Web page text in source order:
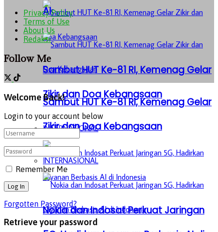
Sambut HUT Ke-81 RI, Kemenag Gelar
Zikir dan Doa Kebangsaan
INTERNASIONAL
Nokia dan Indosat Perkuat Jaringan
AI
Sambut HUT Ke-81 RI, Kemenag Gelar
Zikir dan Doa Kebangsaan
INTERNASIONAL
Privacy Policy
Terms of Use
About Us
Redaksi
Follow Me
Welcome Back!
Login to your account below
Remember Me
Forgotten Password?
Retrieve your password